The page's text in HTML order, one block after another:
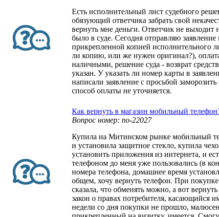
Есть исполнительный лист судебного
обязующий ответчика забрать свой
вернуть мне деньги. Ответчик не выходит
было в суде. Сегодня отправляю заявление
прикрепленной копией исполнительного
ли копию, или же нужен оригинал?),
наличными, решение суда - возврат
указан. У указать ли номер карты в
написали заявление с просьбой заморозить
способ оплаты не уточняется.
Как вернуть в магазин мобильный
Вопрос номер: no-22027
Купила на Митинском рынке мобильный
и установила защитное стекло, купила
установить приложения из интернета, и
телефоном до меня уже пользовались (в
номера телефона, домашнее время
общем, хочу вернуть телефон. При
сказала, что обменять можно, а вот
закон о правах потребителя, касающийся
недели со дня покупки не прошло,